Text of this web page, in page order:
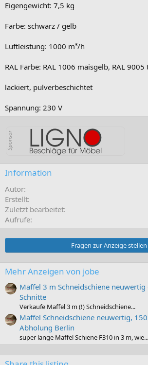
Eigengewicht: 7,5 kg
Farbe: schwarz / gelb
Luftleistung: 1000 m³/h
RAL Farbe: RAL 1006 maisgelb, RAL
lackiert, pulverbeschichtet
Spannung: 230 V
Information
Autor
Erstellt
Zuletzt bearbeitet
Aufrufe
Fragen zur Anzeige stellen
Mehr Anzeigen von jobe
Maffel 3 m Schneidschiene
Schnitte
Verkaufe Maffel 3 m (!) Schneidschiene...
Maffel Schneidschiene neuwertig,
Abholung Berlin
super lange Maffel Schiene F310 in 3 m, wie...